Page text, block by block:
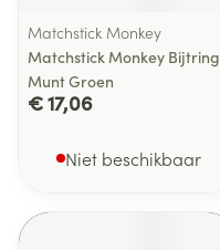
Matchstick Monkey
Matchstick Monkey Bijtring
Munt Groen
€ 17,06
Niet beschikbaar